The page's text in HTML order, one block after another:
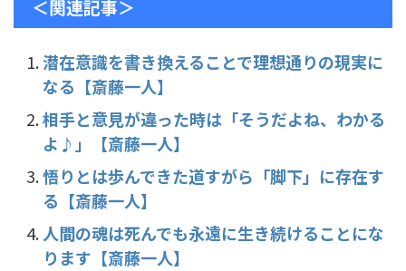
c
e
b
o
o
k
itt
er
e
n
a
＜関連記事＞
潜在意識を書き換えることで理想通りの現実に
なる【斎藤一人】
相手と意見が違った時は「そうだよね、わかる
よ♪」【斎藤一人】
悟りとは歩んできた道すがら「脚下」に存在す
る【斎藤一人】
人間の魂は死んでも永遠に生き続けることにな
ります【斎藤一人】